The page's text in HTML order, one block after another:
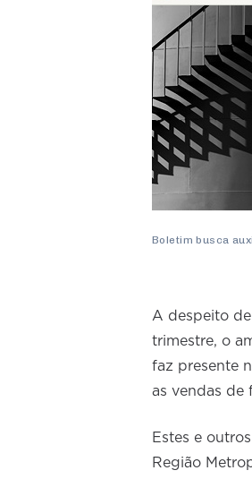
Boletim busca
A despeito
trimestre, o
faz presente
as vendas de
Estes e
Região